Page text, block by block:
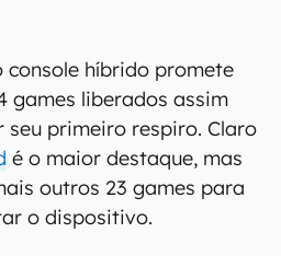
console híbrido promete
games liberados assim
seu primeiro respiro. Claro
é o maior destaque, mas
outros 23 games para
o dispositivo.